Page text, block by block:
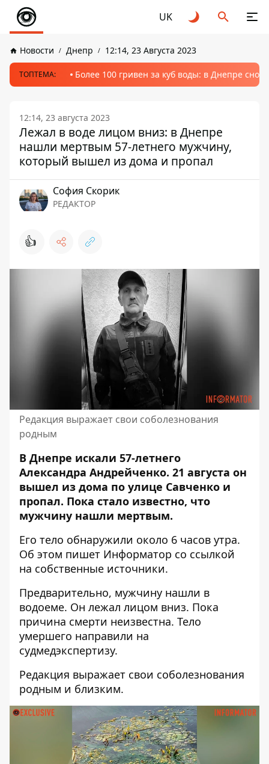
UK
Новости Днепр 12:14, 23 Августа 2023
ТОПТЕМА: Более 100 гривен за куб воды: в Днепре
12:14, 23 августа 2023
Лежал в воде лицом вниз: в Днепре
нашли мертвым 57-летнего мужчину,
который вышел из дома и пропал
София Скорик
РЕДАКТОР
👍
Редакция выражает свои соболезнования
родным
В Днепре искали 57-летнего
Александра Андрейченко. 21 августа он
вышел из дома по улице Савченко и
пропал. Пока стало известно, что
мужчину нашли мертвым.
Его тело обнаружили около 6 часов утра.
Об этом пишет Информатор со ссылкой
на собственные источники.
Предварительно, мужчину нашли в
водоеме. Он лежал лицом вниз. Пока
причина смерти неизвестна. Тело
умершего направили на
судмедэкспертизу.
Редакция выражает свои соболезнования
родным и близким.